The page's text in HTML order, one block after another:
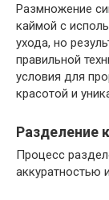
Размножение
каймой с
ухода, но
правильной
условия для
красотой и
Разделение
Процесс
аккуратностью